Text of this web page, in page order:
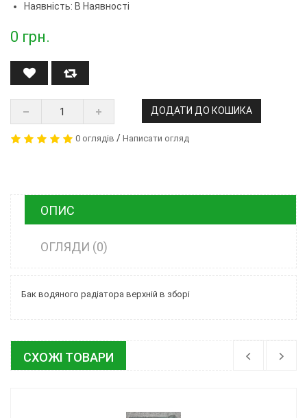
Наявність: В Наявності
0 грн.
ДОДАТИ ДО КОШИКА
0 оглядів / Написати огляд
ОПИС
ОГЛЯДИ (0)
Бак водяного радіатора верхній в зборі
СХОЖІ ТОВАРИ